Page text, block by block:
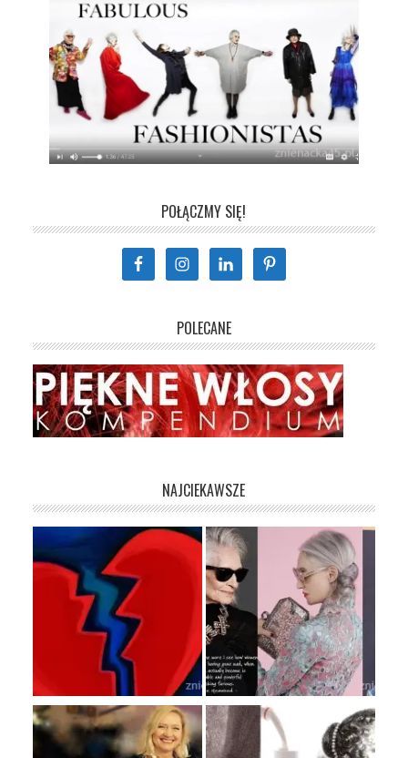
POŁĄCZMY SIĘ!
POLECANE
NAJCIEKAWSZE